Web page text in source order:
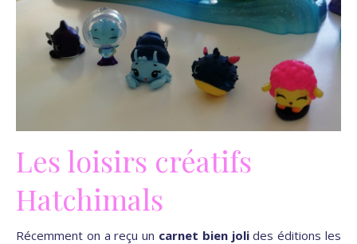
Les loisirs créatifs
Hatchimals
Récemment on a reçu un carnet bien jolides éditions les